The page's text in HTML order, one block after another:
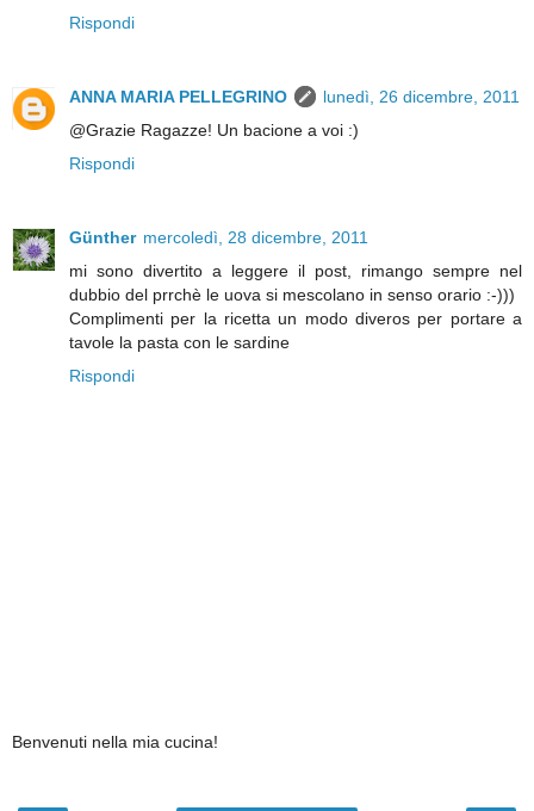
Rispondi
ANNA MARIA PELLEGRINO
lunedì, 26 dicembre, 2011
@Grazie Ragazze! Un bacione a voi :)
Rispondi
Günther mercoledì, 28 dicembre, 2011
mi sono divertito a leggere il post, rimango sempre nel
dubbio del prrchè le uova si mescolano in senso orario :-)))
Complimenti per la ricetta un modo diveros per portare a
tavole la pasta con le sardine
Rispondi
Benvenuti nella mia cucina!